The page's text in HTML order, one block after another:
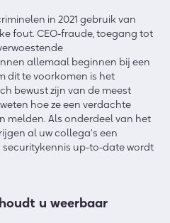
in 2021 gebruik van
fout. CEO-fraude, toegang tot
allemaal beginnen bij een
dit te voorkomen is het
bewust zijn van de meest
hoe ze een verdachte
melden. Als onderdeel van het
al uw collega’s een
up-to-date wordt
u weerbaar